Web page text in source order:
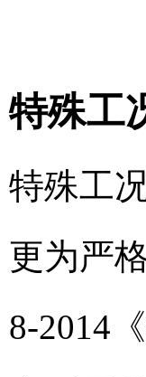
特殊工
特殊工
更为严
8-2014